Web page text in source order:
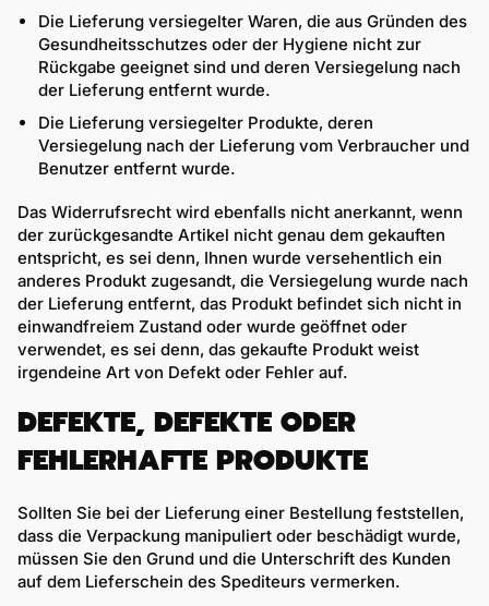
Die Lieferung versiegelter Waren, die aus Gründen des
Gesundheitsschutzes oder der Hygiene nicht zur
Rückgabe geeignet sind und deren Versiegelung nach
der Lieferung entfernt wurde.
Die Lieferung versiegelter Produkte, deren
Versiegelung nach der Lieferung vom Verbraucher und
Benutzer entfernt wurde.
Das Widerrufsrecht wird ebenfalls nicht anerkannt, wenn
der zurückgesandte Artikel nicht genau dem gekauften
entspricht, es sei denn, Ihnen wurde versehentlich ein
anderes Produkt zugesandt, die Versiegelung wurde nach
der Lieferung entfernt, das Produkt befindet sich nicht in
einwandfreiem Zustand oder wurde geöffnet oder
verwendet, es sei denn, das gekaufte Produkt weist
irgendeine Art von Defekt oder Fehler auf.
DEFEKTE, DEFEKTE ODER
FEHLERHAFTE PRODUKTE
Sollten Sie bei der Lieferung einer Bestellung feststellen,
dass die Verpackung manipuliert oder beschädigt wurde,
müssen Sie den Grund und die Unterschrift des Kunden
auf dem Lieferschein des Spediteurs vermerken.